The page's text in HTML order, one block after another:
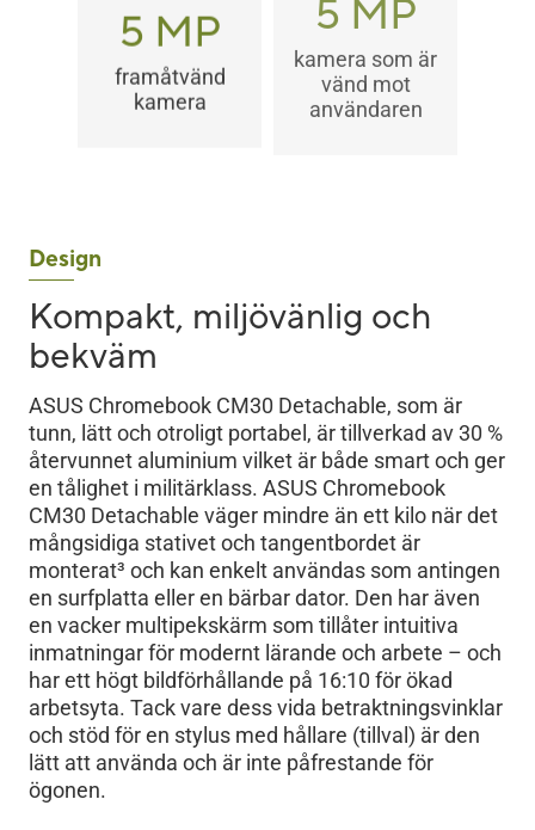
5 MP
framåtvänd
kamera
5 MP
kamera som är
vänd mot
användaren
Design
Kompakt, miljövänlig och
bekväm
ASUS Chromebook CM30 Detachable, som är
tunn, lätt och otroligt portabel, är tillverkad av 30 %
återvunnet aluminium vilket är både smart och ger
en tålighet i militärklass. ASUS Chromebook
CM30 Detachable väger mindre än ett kilo när det
mångsidiga stativet och tangentbordet är
monterat3 och kan enkelt användas som antingen
en surfplatta eller en bärbar dator. Den har även
en vacker multipekskärm som tillåter intuitiva
inmatningar för modernt lärande och arbete – och
har ett högt bildförhållande på 16:10 för ökad
arbetsyta. Tack vare dess vida betraktningsvinklar
och stöd för en stylus med hållare (tillval) är den
lätt att använda och är inte påfrestande för
ögonen.